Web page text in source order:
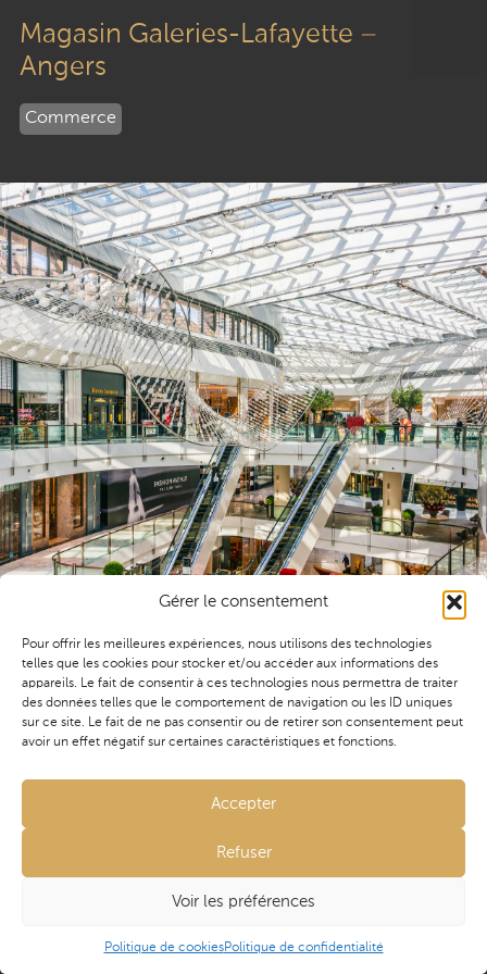
Gérer le consentement
Pour offrir les meilleures expériences, nous utilisons des technologies
telles que les cookies pour stocker et/ou accéder aux informations des
appareils. Le fait de consentir à ces technologies nous permettra de traiter
des données telles que le comportement de navigation ou les ID uniques
sur ce site. Le fait de ne pas consentir ou de retirer son consentement peut
avoir un effet négatif sur certaines caractéristiques et fonctions.
Accepter
Refuser
Voir les préférences
Politique de cookiesPolitique de confidentialité
contenu
Magasin Galeries-Lafayette –
Angers
Commerce
Remplacement des menuiseries extérieures
monumentales en site occupé. Réfection des toitures,
couvertures et verrières de bâtiments classés.
Traitement coupe-feu de tous les éléments de la
charpente métallique au-dessus des stockages magasins.
Économie de la construction
Économie de la construction
& études de conception
Agence Île de France
25 Grande rue
91290 ARPAJON
Membre de l'Untec depuis 2015
LinkedIn
Avise Conseil © 2021 - 2026 Tous droits réservés •
Politique de cookies• Site réalisé par HMSetl’Agence